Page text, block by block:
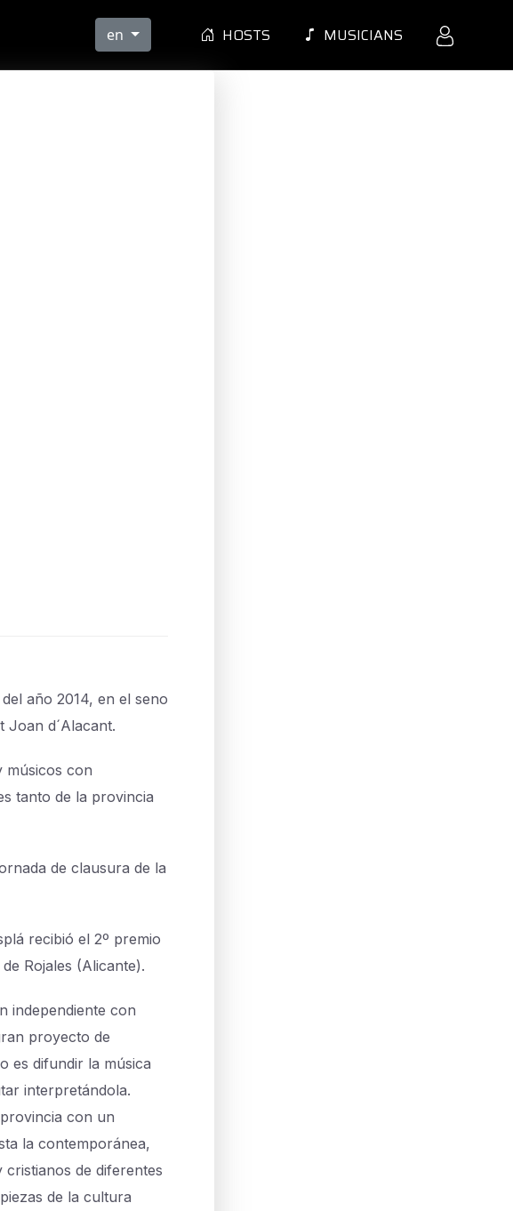
en HOSTS MUSICIANS
año 2014, en el seno
Joan d´Alacant.
músicos con
tanto de la provincia
de clausura de la
recibió el 2º premio
Rojales (Alicante).
independiente con
proyecto de
es difundir la música
interpretándola.
con un
la contemporánea,
de diferentes
de la cultura